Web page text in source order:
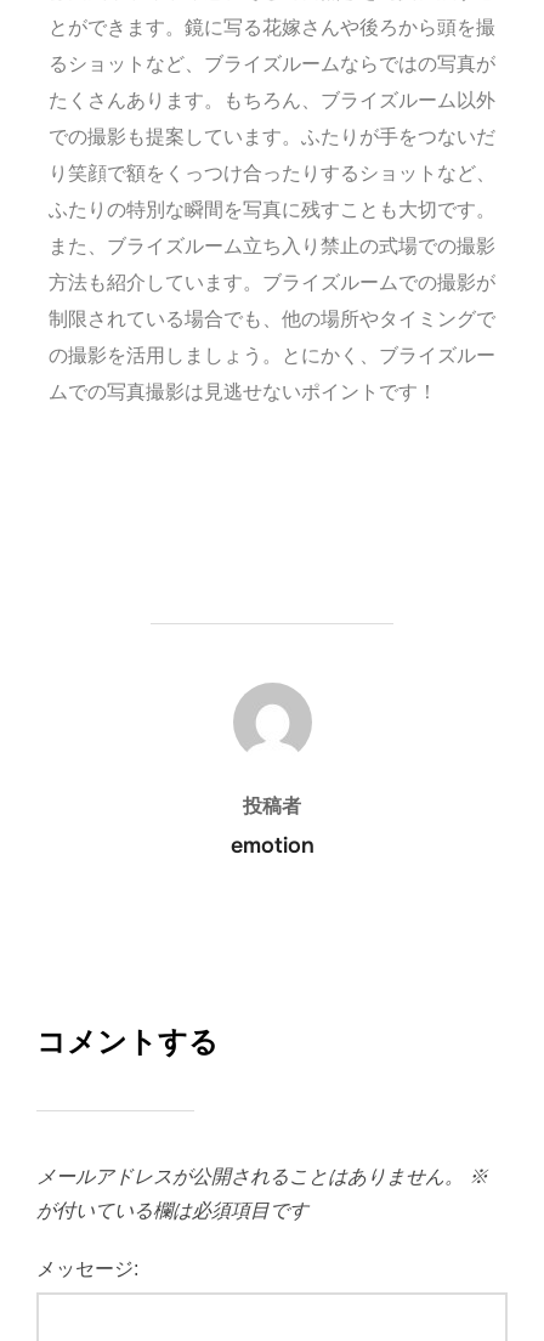
とができます。鏡に写る花嫁さんや後ろから頭を撮
るショットなど、ブライズルームならではの写真が
たくさんあります。もちろん、ブライズルーム以外
での撮影も提案しています。ふたりが手をつないだ
り笑顔で額をくっつけ合ったりするショットなど、
ふたりの特別な瞬間を写真に残すことも大切です。
また、ブライズルーム立ち入り禁止の式場での撮影
方法も紹介しています。ブライズルームでの撮影が
制限されている場合でも、他の場所やタイミングで
の撮影を活用しましょう。とにかく、ブライズルー
ムでの写真撮影は見逃せないポイントです！
投稿者
投稿者
emotion
コメントする
メールアドレスが公開されることはありません。
※
が付いている欄は必須項目です
メッセージ: